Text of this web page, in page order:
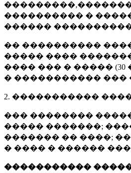
���������� �
������
�� ����������
����� ����
���� ��� � ����� (
� ����������� ���
2. �����������
��� ��������
����� �������;
������� �� ����;
� ���� � ������
�����������